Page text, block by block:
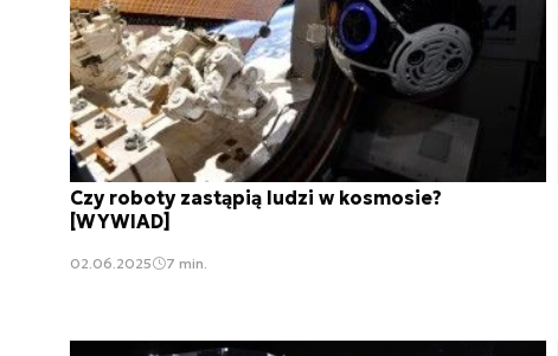
Czy roboty zastąpią ludzi w kosmosie?
[WYWIAD]
02.06.2025 7 min.